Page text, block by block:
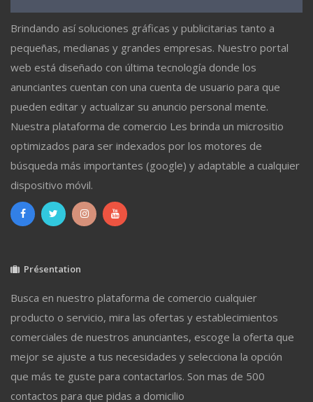
Brindando así soluciones gráficas y publicitarias tanto a
pequeñas, medianas y grandes empresas. Nuestro portal
web está diseñado con última tecnología donde los
anunciantes cuentan con una cuenta de usuario para que
pueden editar y actualizar su anuncio personal mente.
Nuestra plataforma de comercio Les brinda un micrositio
optimizados para ser indexados por los motores de
búsqueda más importantes (google) y adaptable a cualquier
dispositivo móvil.
Présentation
Busca en nuestro plataforma de comercio cualquier
producto o servicio, mira las ofertas y establecimientos
comerciales de nuestros anunciantes, escoge la oferta que
mejor se ajuste a tus necesidades y selecciona la opción
que más te guste para contactarlos. Son mas de 500
contactos para que pidas a domicilio